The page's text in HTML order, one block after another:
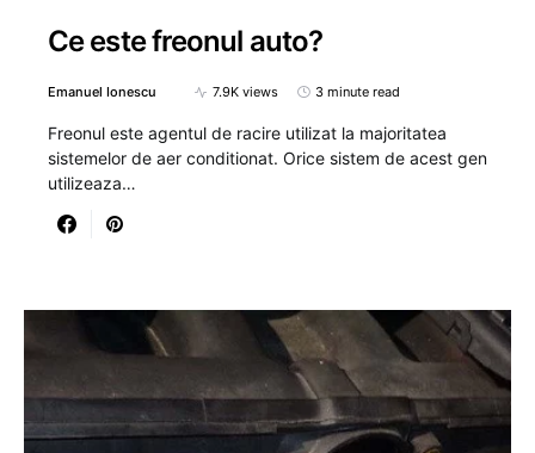
Ce este freonul auto?
Emanuel Ionescu 7.9K views 3 minute read
Freonul este agentul de racire utilizat la majoritatea
sistemelor de aer conditionat. Orice sistem de acest gen
utilizeaza…